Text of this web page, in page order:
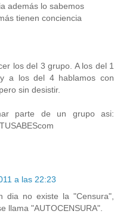
además lo sabemos
tienen conciencia
los del 3 grupo. A los del 1
y a los del 4 hablamos con
sin desistir.
parte de un grupo asi:
a las 22:23
dia no existe la "Censura",
llama "AUTOCENSURA".